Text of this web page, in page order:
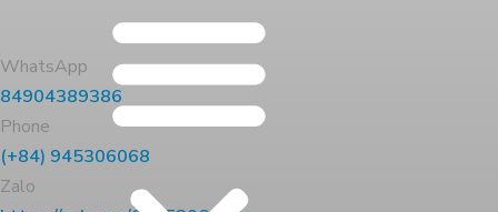
WhatsApp
84904389386
Phone
(+84) 945306068
Zalo